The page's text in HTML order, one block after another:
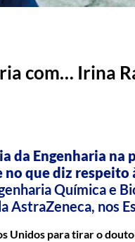
com… Irina
da Engenharia na
que diz respeito
Química e
AstraZeneca, nos
Unidos para tirar o